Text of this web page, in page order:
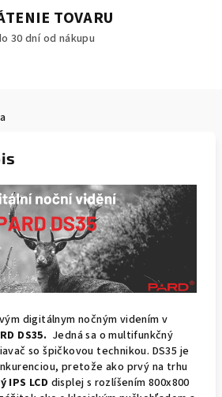
TOVARU
30 dní od nákupu
digitálnym nočným videním v
DS35. Jedná sa o multifunkčný
so špičkovou technikou. DS35 je
pretože ako prvý na trhu
IPS LCD displej s rozlíšením 800x800